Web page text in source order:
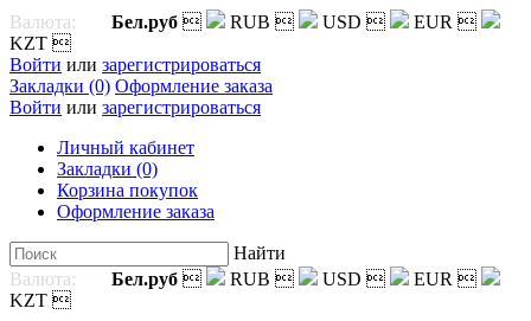
Валюта: Бел.руб  RUB  USD  EUR 
KZT 
Войти или зарегистрироваться
Закладки (0) Оформление заказа
Войти или зарегистрироваться
Личный кабинет
Закладки (0)
Корзина покупок
Оформление заказа
Найти
Валюта:
Бел.руб  RUB  USD  EUR 
KZT 